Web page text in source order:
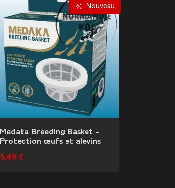
Nouveau
Medaka Breeding Basket –
Protection œufs et alevins
5,49 €